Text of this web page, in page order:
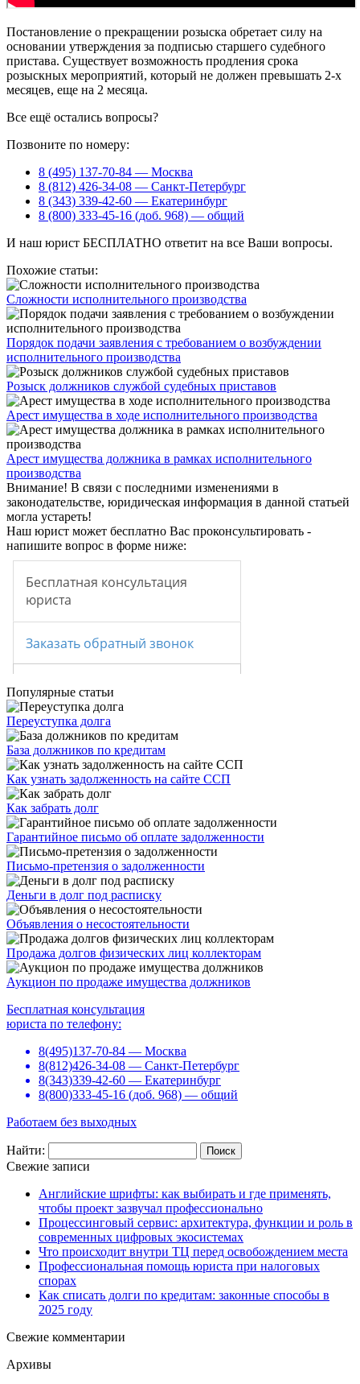
Постановление о прекращении розыска обретает силу на
основании утверждения за подписью старшего судебного
пристава. Существует возможность продления срока
розыскных мероприятий, который не должен превышать 2-х
месяцев, еще на 2 месяца.
Все ещё остались вопросы?
Позвоните по номеру:
8 (495) 137-70-84 — Москва
8 (812) 426-34-08 — Санкт-Петербург
8 (343) 339-42-60 — Екатеринбург
8 (800) 333-45-16 (доб. 968) — общий
И наш юрист БЕСПЛАТНО ответит на все Ваши вопросы.
Похожие статьи:
Сложности исполнительного производства
Порядок подачи заявления с требованием о возбуждении
исполнительного производства
Розыск должников службой судебных приставов
Арест имущества в ходе исполнительного производства
Арест имущества должника в рамках исполнительного
производства
Внимание! В связи с последними изменениями в
законодательстве, юридическая информация в данной статьей
могла устареть!
Наш юрист может бесплатно Вас проконсультировать -
напишите вопрос в форме ниже:
Популярные статьи
Переуступка долга
База должников по кредитам
Как узнать задолженность на сайте ССП
Как забрать долг
Гарантийное письмо об оплате задолженности
Письмо-претензия о задолженности
Деньги в долг под расписку
Объявления о несостоятельности
Продажа долгов физических лиц коллекторам
Аукцион по продаже имущества должников
Бесплатная консультация
юриста по телефону:
8(495)137-70-84 — Москва
8(812)426-34-08 — Санкт-Петербург
8(343)339-42-60 — Екатеринбург
8(800)333-45-16 (доб. 968) — общий
Работаем без выходных
Найти:
Свежие записи
Английские шрифты: как выбирать и где применять,
чтобы проект зазвучал профессионально
Процессинговый сервис: архитектура, функции и роль в
современных цифровых экосистемах
Что происходит внутри ТЦ перед освобождением места
Профессиональная помощь юриста при налоговых
спорах
Как списать долги по кредитам: законные способы в
2025 году
Свежие комментарии
Архивы